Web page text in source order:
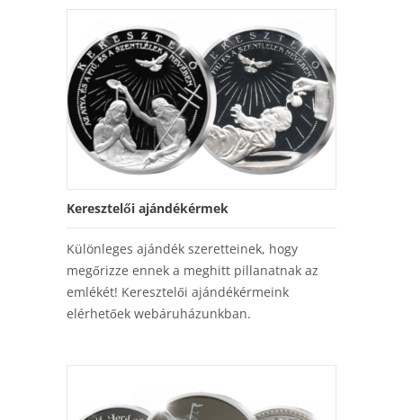
Keresztelői ajándékérmek
Különleges ajándék szeretteinek, hogy
megőrizze ennek a meghitt pillanatnak az
emlékét! Keresztelői ajándékérmeink
elérhetőek webáruházunkban.